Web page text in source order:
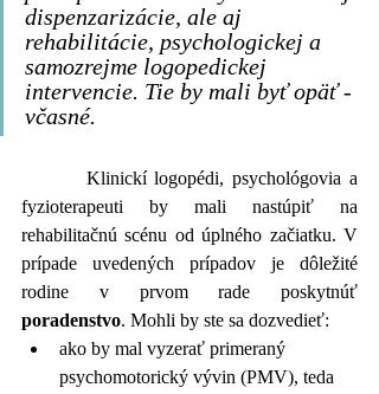
dispenzarizácie, ale aj
rehabilitácie, psychologickej a
samozrejme logopedickej
intervencie. Tie by mali byť opäť -
včasné.
Klinickí logopédi, psychológovia a
fyzioterapeuti by mali nastúpiť na
rehabilitačnú scénu od úplného začiatku. V
prípade uvedených prípadov je dôležité
poradenstvo. Mohli by ste sa dozvedieť:
ako by mal vyzerať primeraný
psychomotorický vývin (PMV), teda